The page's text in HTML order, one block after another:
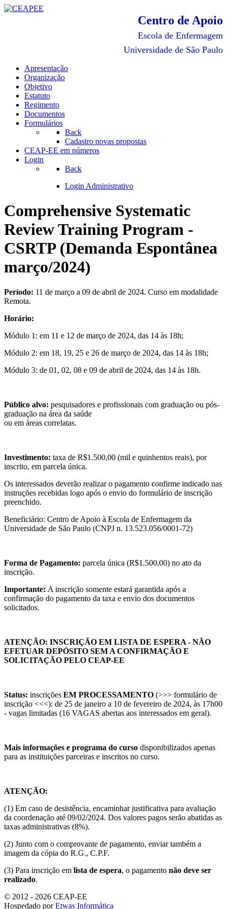
Centro de Apoio
Escola de Enfermagem
Universidade de São Paulo
Apresentação
Organização
Objetivo
Estatuto
Regimento
Documentos
Formulários
Back
Cadastro novas propostas
CEAP-EE em números
Login
Back
Login Administrativo
Comprehensive Systematic
Review Training Program -
CSRTP (Demanda Espontânea
março/2024)
Período: 11 de março a 09 de abril de 2024. Curso em modalidade
Remota.
Horário:
Módulo 1: em 11 e 12 de março de 2024, das 14 às 18h;
Módulo 2: em 18, 19, 25 e 26 de março de 2024, das 14 às 18h;
Módulo 3: de 01, 02, 08 e 09 de abril de 2024, das 14 às 18h.
Público alvo: pesquisadores e profissionais com graduação ou pós-
graduação na área da saúde
ou em áreas correlatas.
Investimento: taxa de R$1.500,00 (mil e quinhentos reais), por
inscrito, em parcela única.
Os interessados deverão realizar o pagamento confirme indicado nas
instruções recebidas logo após o envio do formulário de inscrição
preenchido.
Beneficiário: Centro de Apoio à Escola de Enfermagem da
Universidade de São Paulo (CNPJ n. 13.523.056/0001-72)
Forma de Pagamento: parcela única (R$1.500,00) no ato da
inscrição.
Importante: A inscrição somente estará garantida após a
confirmação do pagamento da taxa e envio dos documentos
solicitados.
ATENÇÃO: INSCRIÇÃO EM LISTA DE ESPERA - NÃO
EFETUAR DEPÓSITO SEM A CONFIRMAÇÃO E
SOLICITAÇÃO PELO CEAP-EE
Status: inscrições EM PROCESSAMENTO (>>> formulário de
inscrição <<<): de 25 de janeiro a 10 de fevereiro de 2024, às 17h00
- vagas limitadas (16 VAGAS abertas aos interessados em geral).
Mais informações e programa do curso disponibilizados apenas
para as instituições parceiras e inscritos no curso.
ATENÇÃO:
(1) Em caso de desistência, encaminhar justificativa para avaliação
da coordenação até 09/02/2024. Dos valores pagos serão abatidas as
taxas administrativas (8%).
(2) Junto com o comprovante de pagamento, enviar também a
imagem da cópia do R.G., C.P.F.
(3) Para inscrição em lista de espera, o pagamento não deve ser
realizado.
© 2012 - 2026 CEAP-EE
Hospedado porEtwas Informática